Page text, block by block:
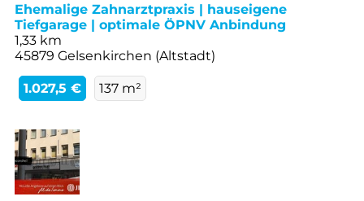
Ehemalige Zahnarztpraxis | hauseigene
Tiefgarage | optimale ÖPNV Anbindung
1,33 km
45879 Gelsenkirchen (Altstadt)
1.027,5 € 137 m²